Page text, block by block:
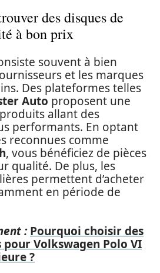
des disques de
à bon prix
souvent à bien
et les marques
Des plateformes telles
Auto proposent une
allant des
performants. En optant
reconnues comme
, vous bénéficiez de pièces
qualité. De plus, les
permettent d’acheter
en période de
: Pourquoi choisir des
Volkswagen Polo VI
?